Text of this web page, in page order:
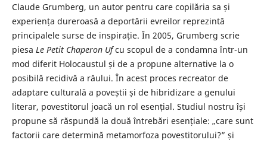
Claude Grumberg, un autor pentru care copilăria sa și
experiența dureroasă a deportării evreilor reprezintă
principalele surse de inspirație. În 2005, Grumberg scrie
piesa Le Petit Chaperon Ufcu scopul de a condamna într-un
mod diferit Holocaustul și de a propune alternative la o
posibilă recidivă a răului. În acest proces recreator de
adaptare culturală a poveștii și de hibridizare a genului
literar, povestitorul joacă un rol esențial. Studiul nostru își
propune să răspundă la două întrebări esențiale: „care sunt
factorii care determină metamorfoza povestitorului?” și